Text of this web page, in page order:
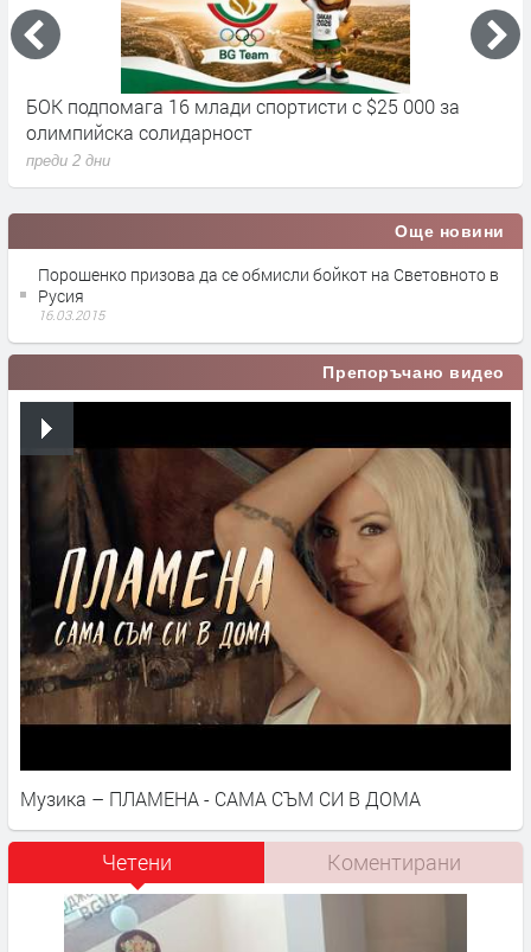
БОК подпомага 16 млади спортисти с $25 000 за
олимпийска солидарност
преди 2 дни
Още новини
Порошенко призова да се обмисли бойкот на Световното в
Русия
16.03.2015
Препоръчано видео
Музика – ПЛАМЕНА - САМА СЪМ СИ В ДОМА
Четени Коментирани